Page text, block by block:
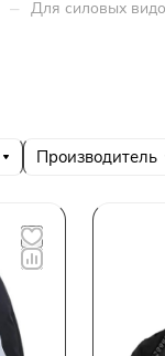
– Для силовых
Производитель